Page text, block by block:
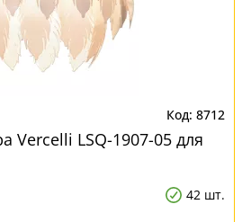
8712
Vercelli LSQ-1907-05 для
42 шт.